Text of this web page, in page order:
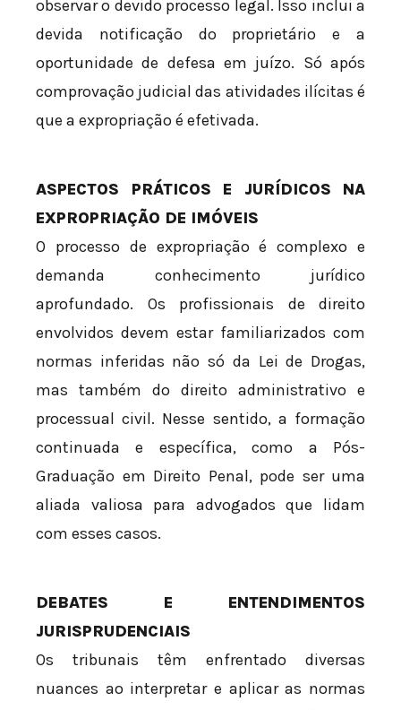
observar o devido processo legal. Isso inclui a
devida notificação do proprietário e a
oportunidade de defesa em juízo. Só após
comprovação judicial das atividades ilícitas é
que a expropriação é efetivada.
ASPECTOS PRÁTICOS E JURÍDICOS NA
EXPROPRIAÇÃO DE IMÓVEIS
O processo de expropriação é complexo e
demanda conhecimento jurídico
aprofundado. Os profissionais de direito
envolvidos devem estar familiarizados com
normas inferidas não só da Lei de Drogas,
mas também do direito administrativo e
processual civil. Nesse sentido, a formação
continuada e específica, como a Pós-
Graduação em Direito Penal, pode ser uma
aliada valiosa para advogados que lidam
com esses casos.
DEBATES E ENTENDIMENTOS
JURISPRUDENCIAIS
Os tribunais têm enfrentado diversas
nuances ao interpretar e aplicar as normas